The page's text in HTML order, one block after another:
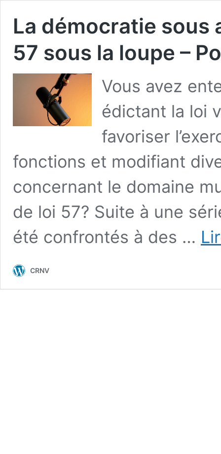
La démocratie sous
57 sous la loupe –
Vous avez
édictant la loi
favoriser
fonctions et modifiant
concernant le domaine
de loi 57? Suite à une
été confrontés à des …
CRNV